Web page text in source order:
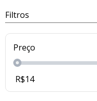
Filtros
Preço
R$14